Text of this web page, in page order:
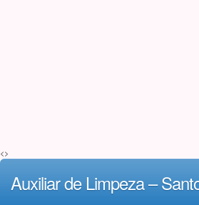
<>
Auxiliar de Limpeza –